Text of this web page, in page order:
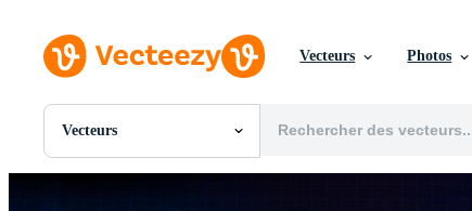
Vecteurs Photos
Vecteurs
Toutes Images